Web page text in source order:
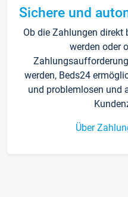
Sichere und
Ob die Zahlungen direkt
werden oder
werden, Beds24
und problemlosen und
Über